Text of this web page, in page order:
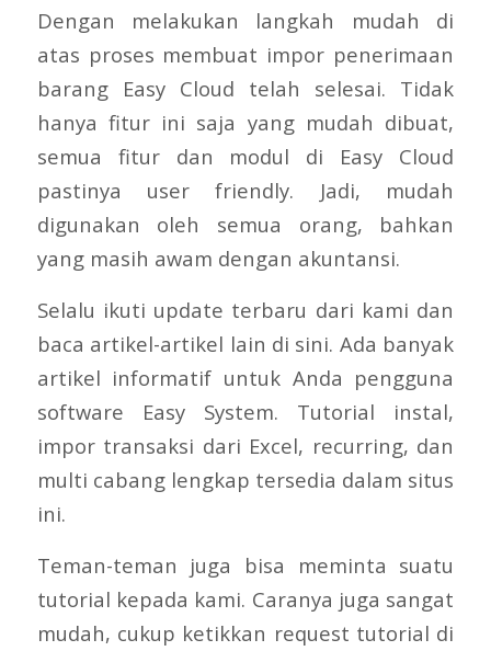
Dengan melakukan langkah mudah di
atas proses membuat impor penerimaan
barang Easy Cloud telah selesai. Tidak
hanya fitur ini saja yang mudah dibuat,
semua fitur dan modul di Easy Cloud
pastinya user friendly. Jadi, mudah
digunakan oleh semua orang, bahkan
yang masih awam dengan akuntansi.
Selalu ikuti update terbaru dari kami dan
baca artikel-artikel lain di sini. Ada banyak
artikel informatif untuk Anda pengguna
software Easy System. Tutorial instal,
impor transaksi dari Excel, recurring, dan
multi cabang lengkap tersedia dalam situs
ini.
Teman-teman juga bisa meminta suatu
tutorial kepada kami. Caranya juga sangat
mudah, cukup ketikkan request tutorial di